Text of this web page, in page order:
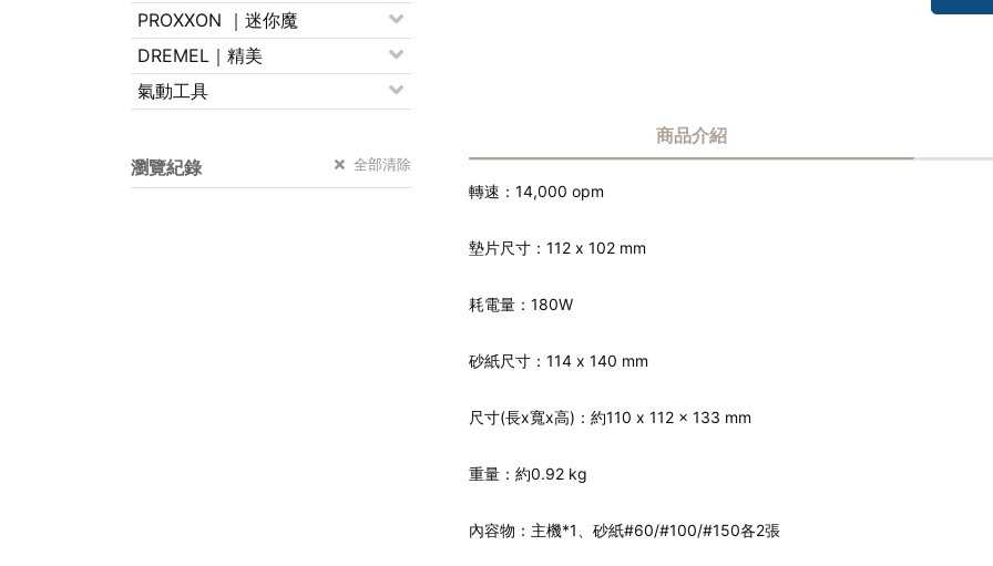
PROXXON ｜迷你魔
DREMEL｜精美
氣動工具
瀏覽紀錄 全部清除
商品介紹
轉速：14,000 opm
墊片尺寸：112 x 102 mm
耗電量：180W
砂紙尺寸：114 x 140 mm
尺寸(長x寬x高)：約110 x 112 x 133 mm
重量：約0.92 kg
內容物：主機*1、砂紙#60/#100/#150各2張